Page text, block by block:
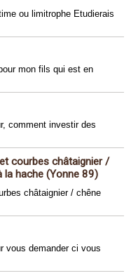
ou limitrophe Etudierais
mon fils qui est en
comment investir des
courbes châtaignier /
la hache (Yonne 89)
châtaignier / chêne
vous demander ci vous